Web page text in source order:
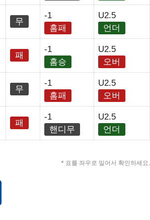
무
-1
홈패
U2.5
언더
패
-1
홈승
U2.5
오버
무
-1
홈패
U2.5
오버
패
-1
핸디무
U2.5
언더
* 표를 좌우로 밀어서 확인하세요.